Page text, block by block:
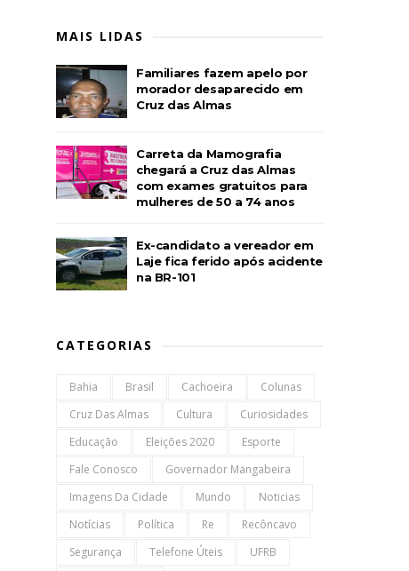
MAIS LIDAS
Familiares fazem apelo por
morador desaparecido em
Cruz das Almas
Carreta da Mamografia
chegará a Cruz das Almas
com exames gratuitos para
mulheres de 50 a 74 anos
Ex-candidato a vereador em
Laje fica ferido após acidente
na BR-101
CATEGORIAS
Bahia Brasil Cachoeira
Colunas
Cruz Das Almas
Cultura
Curiosidades
Educação
Eleições 2020
Esporte
Fale Conosco
Governador Mangabeira
Imagens Da Cidade
Mundo
Noticias
Notícias
Política Re
Recôncavo
Segurança
Telefone Úteis
UFRB